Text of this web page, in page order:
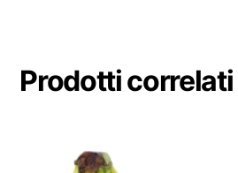
Prodotti correlati